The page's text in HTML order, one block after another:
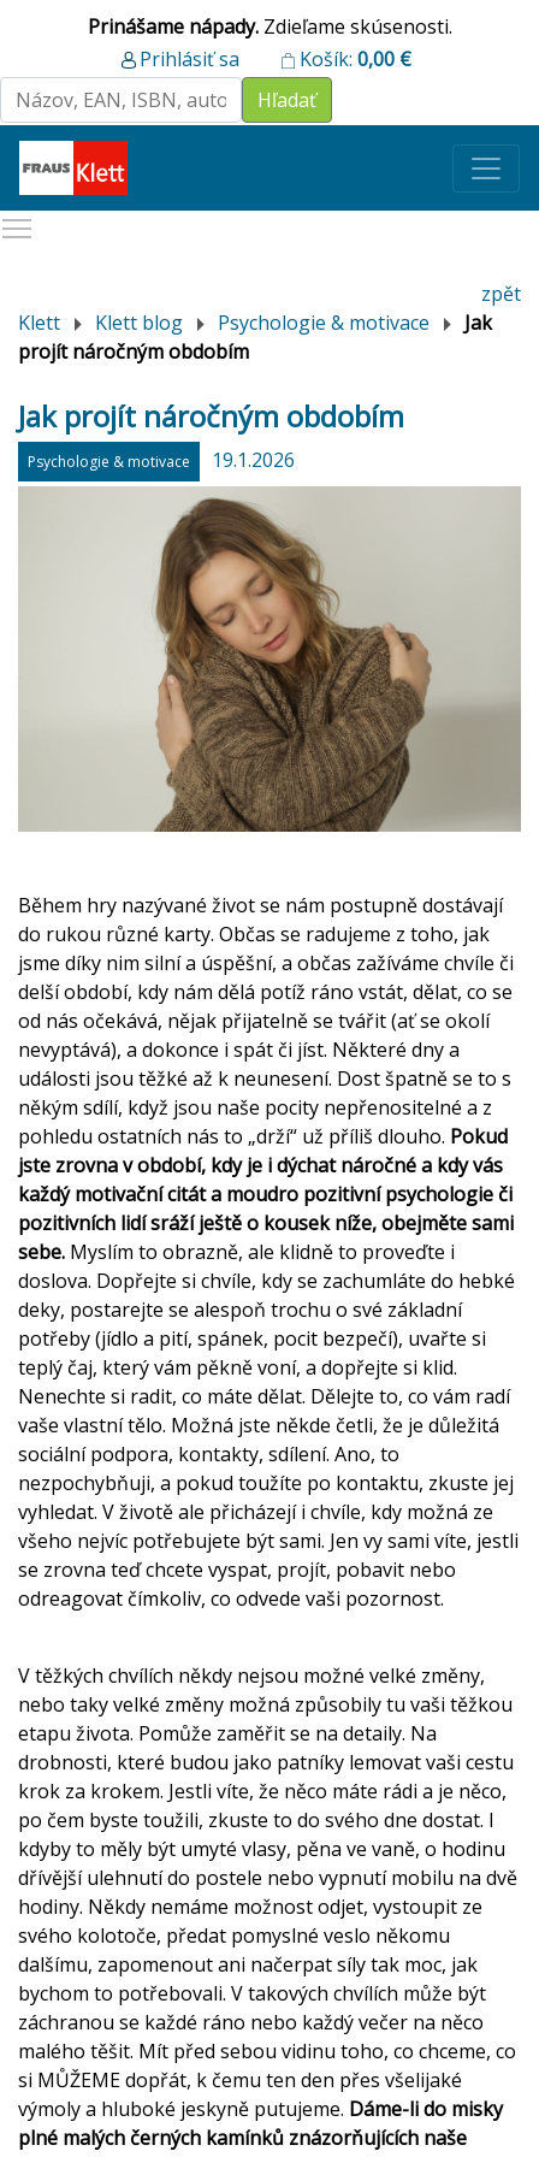
Prinášame nápady.Zdieľame skúsenosti.
Prihlásiť sa
Košík: 0,00 €
zpět
Klett
Klett blog Psychologie & motivace
Jak
projít náročným obdobím
Jak projít náročným obdobím
Psychologie & motivace 19.1.2026
Během hry nazývané život se nám postupně dostávají
do rukou různé karty. Občas se radujeme z toho, jak
jsme díky nim silní a úspěšní, a občas zažíváme chvíle či
delší období, kdy nám dělá potíž ráno vstát, dělat, co se
od nás očekává, nějak přijatelně se tvářit (ať se okolí
nevyptává), a dokonce i spát či jíst. Některé dny a
události jsou těžké až k neunesení. Dost špatně se to s
někým sdílí, když jsou naše pocity nepřenositelné a z
pohledu ostatních nás to „drží“ už příliš dlouho. Pokud
jste zrovna v období, kdy je i dýchat náročné a kdy vás
každý motivační citát a moudro pozitivní psychologie či
pozitivních lidí sráží ještě o kousek níže, obejměte sami
sebe. Myslím to obrazně, ale klidně to proveďte i
doslova. Dopřejte si chvíle, kdy se zachumláte do hebké
deky, postarejte se alespoň trochu o své základní
potřeby (jídlo a pití, spánek, pocit bezpečí), uvařte si
teplý čaj, který vám pěkně voní, a dopřejte si klid.
Nenechte si radit, co máte dělat. Dělejte to, co vám radí
vaše vlastní tělo. Možná jste někde četli, že je důležitá
sociální podpora, kontakty, sdílení. Ano, to
nezpochybňuji, a pokud toužíte po kontaktu, zkuste jej
vyhledat. V životě ale přicházejí i chvíle, kdy možná ze
všeho nejvíc potřebujete být sami. Jen vy sami víte, jestli
se zrovna teď chcete vyspat, projít, pobavit nebo
odreagovat čímkoliv, co odvede vaši pozornost.
V těžkých chvílích někdy nejsou možné velké změny,
nebo taky velké změny možná způsobily tu vaši těžkou
etapu života. Pomůže zaměřit se na detaily. Na
drobnosti, které budou jako patníky lemovat vaši cestu
krok za krokem. Jestli víte, že něco máte rádi a je něco,
po čem byste toužili, zkuste to do svého dne dostat. I
kdyby to měly být umyté vlasy, pěna ve vaně, o hodinu
dřívější ulehnutí do postele nebo vypnutí mobilu na dvě
hodiny. Někdy nemáme možnost odjet, vystoupit ze
svého kolotoče, předat pomyslné veslo někomu
dalšímu, zapomenout ani načerpat síly tak moc, jak
bychom to potřebovali. V takových chvílích může být
záchranou se každé ráno nebo každý večer na něco
malého těšit. Mít před sebou vidinu toho, co chceme, co
si MŮŽEME dopřát, k čemu ten den přes všelijaké
výmoly a hluboké jeskyně putujeme. Dáme-li do misky
plné malých černých kamínků znázorňujících naše